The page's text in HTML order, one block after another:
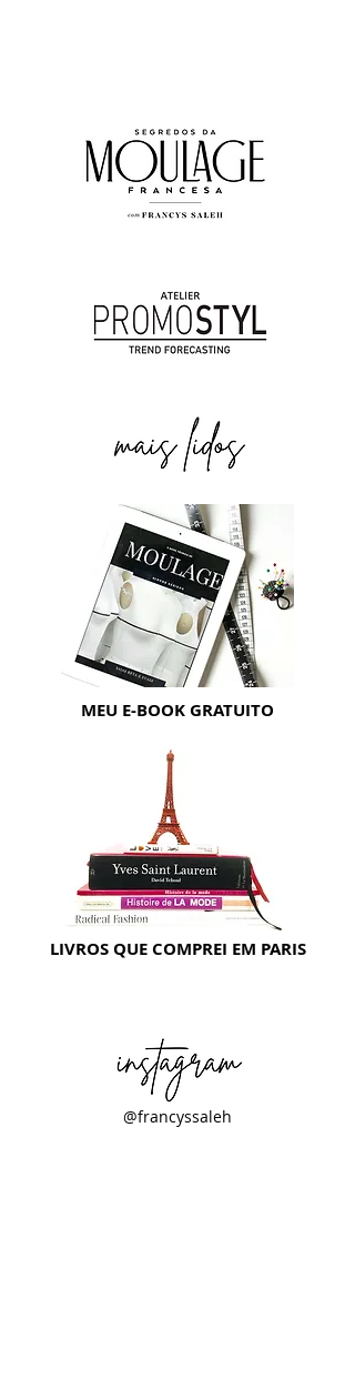
MEU E-BOOK GRATUITO
LIVROS QUE COMPREI EM PARIS
@francyssaleh